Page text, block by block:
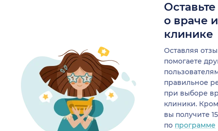
о враче
клинике
Оставляя
помогаете
правильное
при выборе
клиники.
вы получите
по программе